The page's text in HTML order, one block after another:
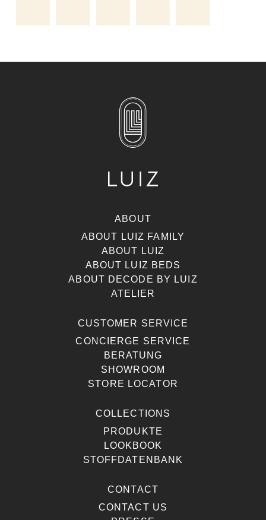
ABOUT
ABOUT LUIZ FAMILY
ABOUT LUIZ
ABOUT LUIZ BEDS
ABOUT DECODE BY LUIZ
ATELIER
CUSTOMER SERVICE
CONCIERGE SERVICE
BERATUNG
SHOWROOM
STORE LOCATOR
COLLECTIONS
PRODUKTE
LOOKBOOK
STOFFDATENBANK
CONTACT
CONTACT US